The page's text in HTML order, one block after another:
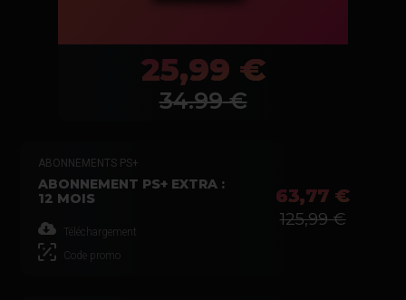
25,99 €
34.99€
ABONNEMENTS PS+
ABONNEMENT PS+ EXTRA :
12 MOIS
Téléchargement
Code promo
63,77 €
125,99 €